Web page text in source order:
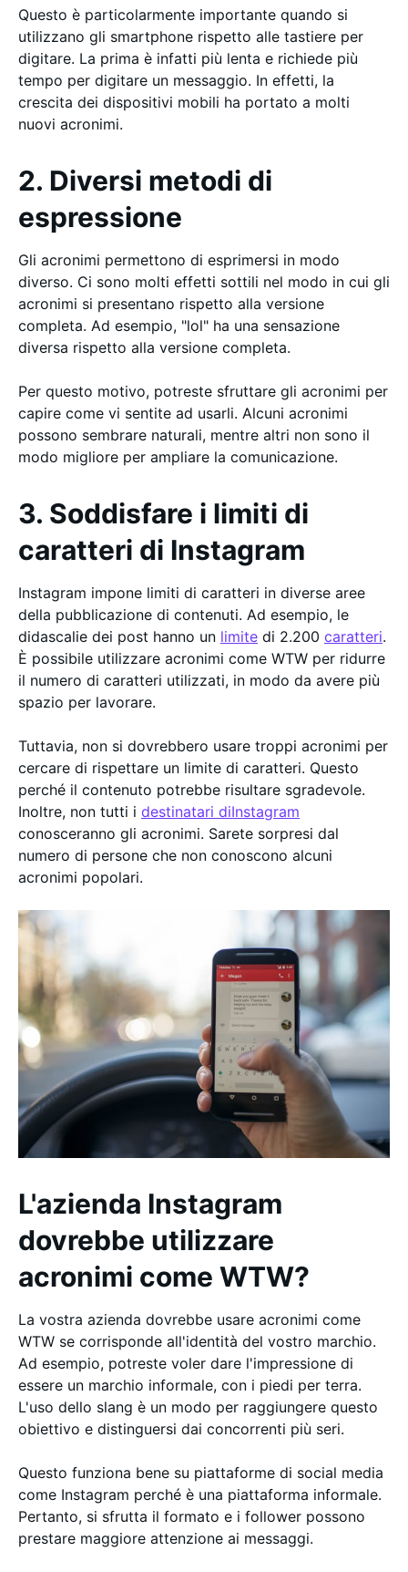
Questo è particolarmente importante quando si
utilizzano gli smartphone rispetto alle tastiere per
digitare. La prima è infatti più lenta e richiede più
tempo per digitare un messaggio. In effetti, la
crescita dei dispositivi mobili ha portato a molti
nuovi acronimi.
2. Diversi metodi di
espressione
Gli acronimi permettono di esprimersi in modo
diverso. Ci sono molti effetti sottili nel modo in cui gli
acronimi si presentano rispetto alla versione
completa. Ad esempio, "lol" ha una sensazione
diversa rispetto alla versione completa.
Per questo motivo, potreste sfruttare gli acronimi per
capire come vi sentite ad usarli. Alcuni acronimi
possono sembrare naturali, mentre altri non sono il
modo migliore per ampliare la comunicazione.
3. Soddisfare i limiti di
caratteri di Instagram
Instagram impone limiti di caratteri in diverse aree
della pubblicazione di contenuti. Ad esempio, le
didascalie dei post hanno un limite di 2.200 caratteri.
È possibile utilizzare acronimi come WTW per ridurre
il numero di caratteri utilizzati, in modo da avere più
spazio per lavorare.
Tuttavia, non si dovrebbero usare troppi acronimi per
cercare di rispettare un limite di caratteri. Questo
perché il contenuto potrebbe risultare sgradevole.
Inoltre, non tutti i destinatari diInstagram
conosceranno gli acronimi. Sarete sorpresi dal
numero di persone che non conoscono alcuni
acronimi popolari.
L'azienda Instagram
dovrebbe utilizzare
acronimi come WTW?
La vostra azienda dovrebbe usare acronimi come
WTW se corrisponde all'identità del vostro marchio.
Ad esempio, potreste voler dare l'impressione di
essere un marchio informale, con i piedi per terra.
L'uso dello slang è un modo per raggiungere questo
obiettivo e distinguersi dai concorrenti più seri.
Questo funziona bene su piattaforme di social media
come Instagram perché è una piattaforma informale.
Pertanto, si sfrutta il formato e i follower possono
prestare maggiore attenzione ai messaggi.